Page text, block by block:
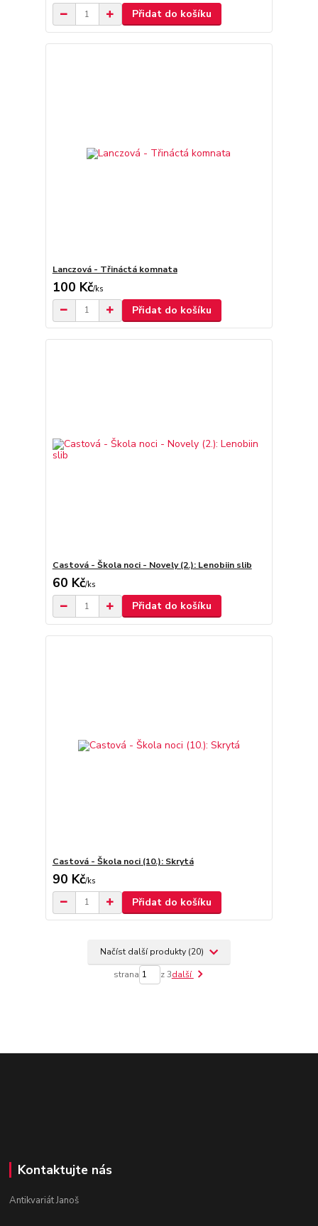
Přidat do košíku
Lanczová - Třináctá komnata
100 Kč/ks
Přidat do košíku
Castová - Škola noci - Novely (2.): Lenobiin slib
60 Kč/ks
Přidat do košíku
Castová - Škola noci (10.): Skrytá
90 Kč/ks
Přidat do košíku
Načíst další produkty (20)
strana z 3další
Kontaktujte nás
Antikvariát Janoš